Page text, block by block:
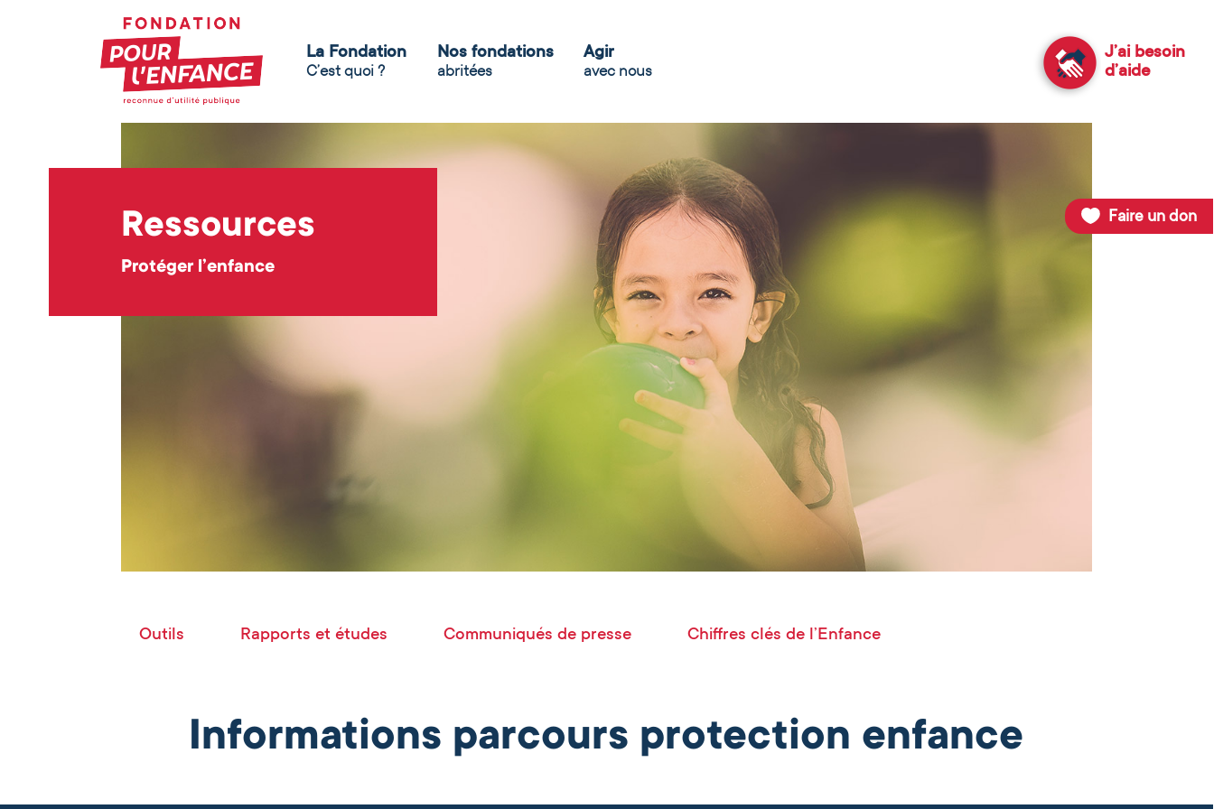
Faire un don
La Fondation
C’est quoi ?
Nos fondations
abritées
Agir
avec nous
J’ai besoin
d’aide
Ressources
Protéger l’enfance
Outils Rapports et études Communiqués de presse Chiffres clés de l’Enfance
Informations parcours protection enfance